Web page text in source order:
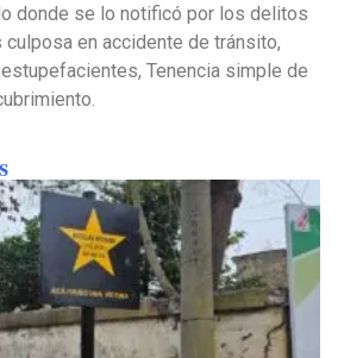
donde se lo notificó por los delitos
en accidente de tránsito,
Tenencia simple de